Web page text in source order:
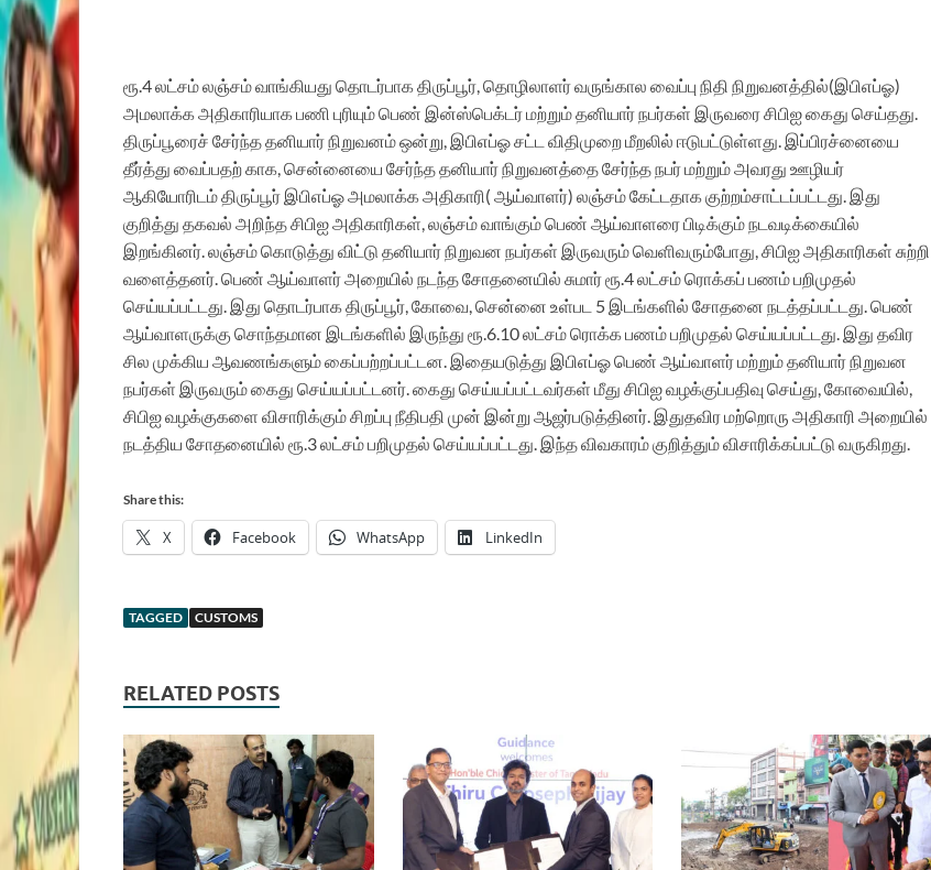
ரூ.4 லட்சம் லஞ்சம் வாங்கியது தொடர்பாக திருப்பூர், தொழிலாளர் வருங்கால வைப்பு நிதி நிறுவனத்தில்(இபிஎப்ஓ)
அமலாக்க அதிகாரியாக பணி புரியும் பெண் இன்ஸ்பெக்டர் மற்றும் தனியார் நபர்கள் இருவரை சிபிஐ கைது செய்தது.
திருப்பூரைச் சேர்ந்த தனியார் நிறுவனம் ஒன்று, இபிஎப்ஓ சட்ட விதிமுறை மீறலில் ஈடுபட்டுள்ளது. இப்பிரச்னையை
தீர்த்து வைப்பதற் காக, சென்னையை சேர்ந்த தனியார் நிறுவனத்தை சேர்ந்த நபர் மற்றும் அவரது ஊழியர்
ஆகியோரிடம் திருப்பூர் இபிஎப்ஓ அமலாக்க அதிகாரி( ஆய்வாளர்) லஞ்சம் கேட்டதாக குற்றம்சாட்டப்பட்டது. இது
குறித்து தகவல் அறிந்த சிபிஐ அதிகாரிகள், லஞ்சம் வாங்கும் பெண் ஆய்வாளரை பிடிக்கும் நடவடிக்கையில்
இறங்கினர். லஞ்சம் கொடுத்து விட்டு தனியார் நிறுவன நபர்கள் இருவரும் வெளிவரும்போது, சிபிஐ அதிகாரிகள் சுற்றி
வளைத்தனர். பெண் ஆய்வாளர் அறையில் நடந்த சோதனையில் சுமார் ரூ.4 லட்சம் ரொக்கப் பணம் பறிமுதல்
செய்யப்பட்டது. இது தொடர்பாக திருப்பூர், கோவை, சென்னை உள்பட 5 இடங்களில் சோதனை நடத்தப்பட்டது. பெண்
ஆய்வாளருக்கு சொந்தமான இடங்களில் இருந்து ரூ.6.10 லட்சம் ரொக்க பணம் பறிமுதல் செய்யப்பட்டது. இது தவிர
சில முக்கிய ஆவணங்களும் கைப்பற்றப்பட்டன. இதையடுத்து இபிஎப்ஓ பெண் ஆய்வாளர் மற்றும் தனியார் நிறுவன
நபர்கள் இருவரும் கைது செய்யப்பட்டனர். கைது செய்யப்பட்டவர்கள் மீது சிபிஐ வழக்குப்பதிவு செய்து, கோவையில்,
சிபிஐ வழக்குகளை விசாரிக்கும் சிறப்பு நீதிபதி முன் இன்று ஆஜர்படுத்தினர். இதுதவிர மற்றொரு அதிகாரி அறையில்
நடத்திய சோதனையில் ரூ.3 லட்சம் பறிமுதல் செய்யப்பட்டது. இந்த விவகாரம் குறித்தும் விசாரிக்கப்பட்டு வருகிறது.
Share this:
X Facebook WhatsApp LinkedIn
TAGGED CUSTOMS
RELATED POSTS